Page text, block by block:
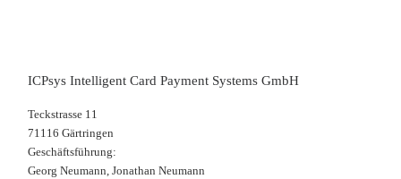
ICPsys Intelligent Card Payment Systems GmbH
Teckstrasse 11
71116 Gärtringen
Geschäftsführung:
Georg Neumann, Jonathan Neumann